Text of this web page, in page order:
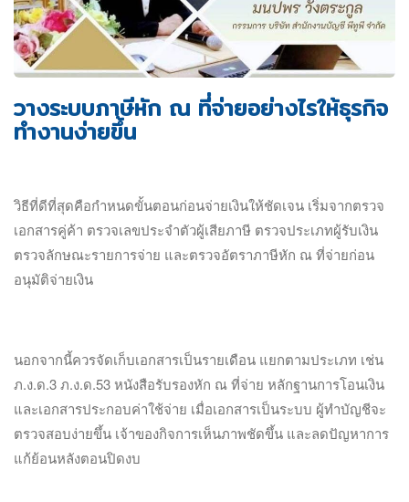
วางระบบภาษีหัก ณ ที่จ่ายอย่างไรให้ธุรกิจ
ทำงานง่ายขึ้น
วิธีที่ดีที่สุดคือกำหนดขั้นตอนก่อนจ่ายเงินให้ชัดเจน เริ่มจากตรวจ
เอกสารคู่ค้า ตรวจเลขประจำตัวผู้เสียภาษี ตรวจประเภทผู้รับเงิน
ตรวจลักษณะรายการจ่าย และตรวจอัตราภาษีหัก ณ ที่จ่ายก่อน
อนุมัติจ่ายเงิน
นอกจากนี้ควรจัดเก็บเอกสารเป็นรายเดือน แยกตามประเภท เช่น
ภ.ง.ด.3 ภ.ง.ด.53 หนังสือรับรองหัก ณ ที่จ่าย หลักฐานการโอนเงิน
และเอกสารประกอบค่าใช้จ่าย เมื่อเอกสารเป็นระบบ ผู้ทำบัญชีจะ
ตรวจสอบง่ายขึ้น เจ้าของกิจการเห็นภาพชัดขึ้น และลดปัญหาการ
แก้ย้อนหลังตอนปิดงบ